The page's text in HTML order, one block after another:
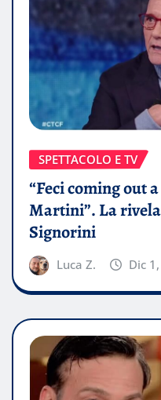
SPETTACOLO E TV
“Feci coming out
Martini”. La
Signorini
Luca Z. Dic